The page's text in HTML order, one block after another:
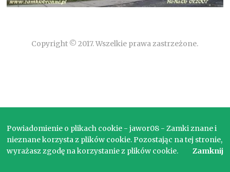
Copyright © 2017. Wszelkie prawa zastrzeżone.
Powiadomienie o plikach cookie - jawor08 - Zamki znane i
nieznane korzysta z plików cookie. Pozostając na tej stronie,
wyrażasz zgodę na korzystanie z plików cookie.
Zamknij